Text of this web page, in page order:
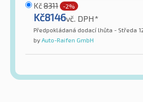
Kč8311 -2%
Kč8146vč. DPH*
Předpokládaná dodací lhůta - Středa
by Auto-Raifen GmbH